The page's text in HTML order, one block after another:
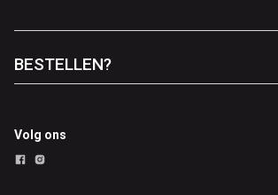
BESTELLEN?
Volg ons